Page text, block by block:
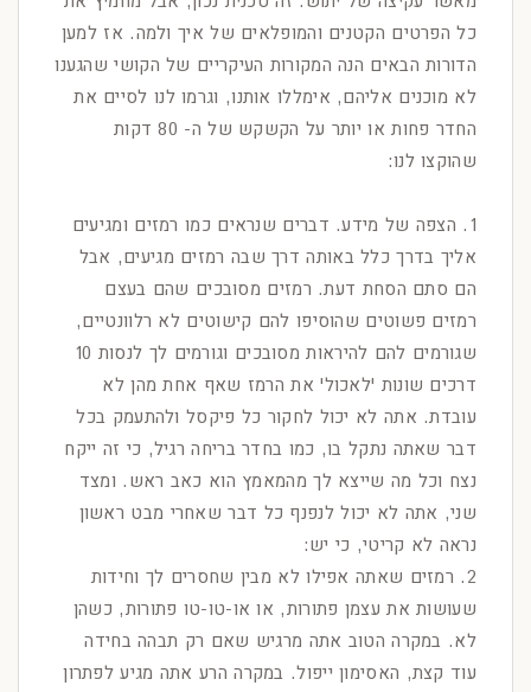
כל הפרטים הקטנים והמופלאים של איך ולמה. אז למען
הדורות הבאים הנה המקורות העיקריים של הקושי שהגענו
לא מוכנים אליהם, אימללו אותנו, וגרמו לנו לסיים את
החדר פחות או יותר על הקשקש של ה- 80 דקות
שהוקצו לנו:
1. הצפה של מידע. דברים שנראים כמו רמזים ומגיעים
אליך בדרך כלל באותה דרך שבה רמזים מגיעים, אבל
הם סתם הסחת דעת. רמזים מסובכים שהם בעצם
רמזים פשוטים שהוסיפו להם קישוטים לא רלוונטיים,
שגורמים להם להיראות מסובכים וגורמים לך לנסות 10
דרכים שונות 'לאכול' את הרמז שאף אחת מהן לא
עובדת. אתה לא יכול לחקור כל פיקסל ולהתעמק בכל
דבר שאתה נתקל בו, כמו בחדר בריחה רגיל, כי זה ייקח
נצח וכל מה שייצא לך מהמאמץ הוא כאב ראש. ומצד
שני, אתה לא יכול לנפנף כל דבר שאחרי מבט ראשון
נראה לא קריטי, כי יש:
2. רמזים שאתה אפילו לא מבין שחסרים לך וחידות
שעושות את עצמן פתורות, או או-טו-טו פתורות, כשהן
לא. במקרה הטוב אתה מרגיש שאם רק תבהה בחידה
עוד קצת, האסימון ייפול. במקרה הרע אתה מגיע לפתרון